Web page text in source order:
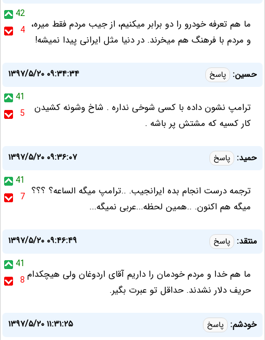
42
4 ما هم تعرفه خودرو را دو برابر میکنیم، از جیب مردم فقط میره،
و مردم با فرهنگ هم میخرند. در دنیا مثل ایرانی پیدا نمیشه!
حسین: پاسخ
۱۳۹۷/۵/۲۰ ۰۹:۳۴:۳۴
41
5
ترامپ نشون داده با کسی شوخی نداره . شاخ وشونه کشیدن
کار کسیه که مشتش پر باشه .
حمید: پاسخ
۱۳۹۷/۵/۲۰ ۰۹:۳۶:۰۷
41
7 ترجمه درست انجام بده ایرانجیب. ..ترامپ میگه الساعه؟ ؟؟؟
میگه هم اکنون. ..همین لحظه...عربی نمیگه...
منتقد: پاسخ
۱۳۹۷/۵/۲۰ ۰۹:۴۶:۴۹
41
8 ما هم خدا و مردم خودمان را داریم آقای اردوغان ولی هیچکدام
حریف دلار نشدند. حداقل تو عبرت بگیر.
خودشم: پاسخ
۱۳۹۷/۵/۲۰ ۱۱:۳۱:۲۵